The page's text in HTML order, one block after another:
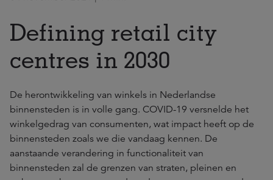
Defining retail city
centres in 2030
De herontwikkeling van winkels in Nederlandse
binnensteden is in volle gang. COVID-19 versnelde het
winkelgedrag van consumenten, wat impact heeft op de
binnensteden zoals we die vandaag kennen. De
aanstaande verandering in functionaliteit van
binnensteden zal de grenzen van straten, pleinen en